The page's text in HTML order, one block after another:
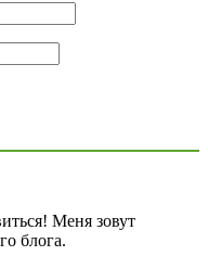
Меня зовут
блога.